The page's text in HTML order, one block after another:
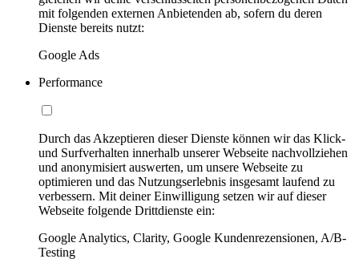
mit folgenden externen Anbietenden ab, sofern du deren
Dienste bereits nutzt:
Google Ads
Performance
Durch das Akzeptieren dieser Dienste können wir das Klick-
und Surfverhalten innerhalb unserer Webseite nachvollziehen
und anonymisiert auswerten, um unsere Webseite zu
optimieren und das Nutzungserlebnis insgesamt laufend zu
verbessern. Mit deiner Einwilligung setzen wir auf dieser
Webseite folgende Drittdienste ein:
Google Analytics, Clarity, Google Kundenrezensionen, A/B-
Testing